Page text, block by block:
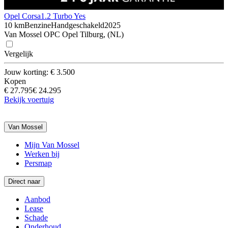
Opel Corsa1.2 Turbo Yes
10 kmBenzineHandgeschakeld2025
Van Mossel OPC Opel Tilburg, (NL)
Vergelijk
Jouw korting: € 3.500
Kopen
€ 27.795€ 24.295
Bekijk voertuig
Van Mossel
Mijn Van Mossel
Werken bij
Persmap
Direct naar
Aanbod
Lease
Schade